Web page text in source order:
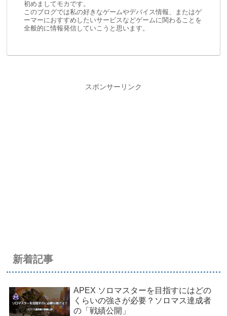
初めましてモカです。
このブログでは私の好きなゲームやデバイス情報、またはゲ
ーマーにおすすめしたいサービスなどゲームに関わることを
全般的に情報発信していこうと思います。
スポンサーリンク
新着記事
APEX ソロマスターを目指すにはどの
くらいの強さが必要？ソロマス達成者
の「戦績公開」